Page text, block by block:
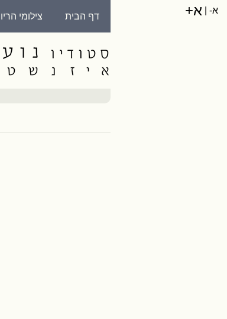
א- א+ דף הבית צילומי
צרו קשר